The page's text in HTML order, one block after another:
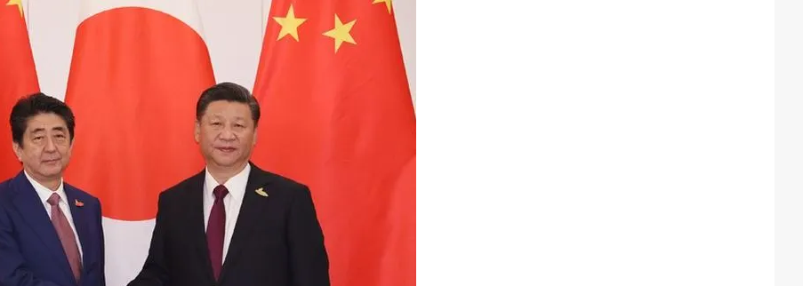
舌を絡ませて、唾液交換して── ちゅっちゅしながらの濃厚エッ画像♪
すまん熊本やがコンビニに食品も水もない
【戦争は話し合いで解決】と主張していたひろゆきさん ゆたぼんにとどめを刺されるｗｗｗ
海外「日本よ、お前がナンバーワンだ」 熊本地震直後の日本の対応のスピードに世界が衝撃
正直ザ・ビートルズって過大評価されすぎじゃねないか？
まとめチェッカーは閉鎖しました。RSSの解除をお願いします。
まとめチェッカーは閉鎖しました。RSSの解除をお願いします。
ハードオフに売っていた4万4000円のフィギュアがヤバすぎるｗｗｗｗｗｗ「こんな高い...
【閲覧注意】俺が近くにいると機械が壊れるんだけどさ